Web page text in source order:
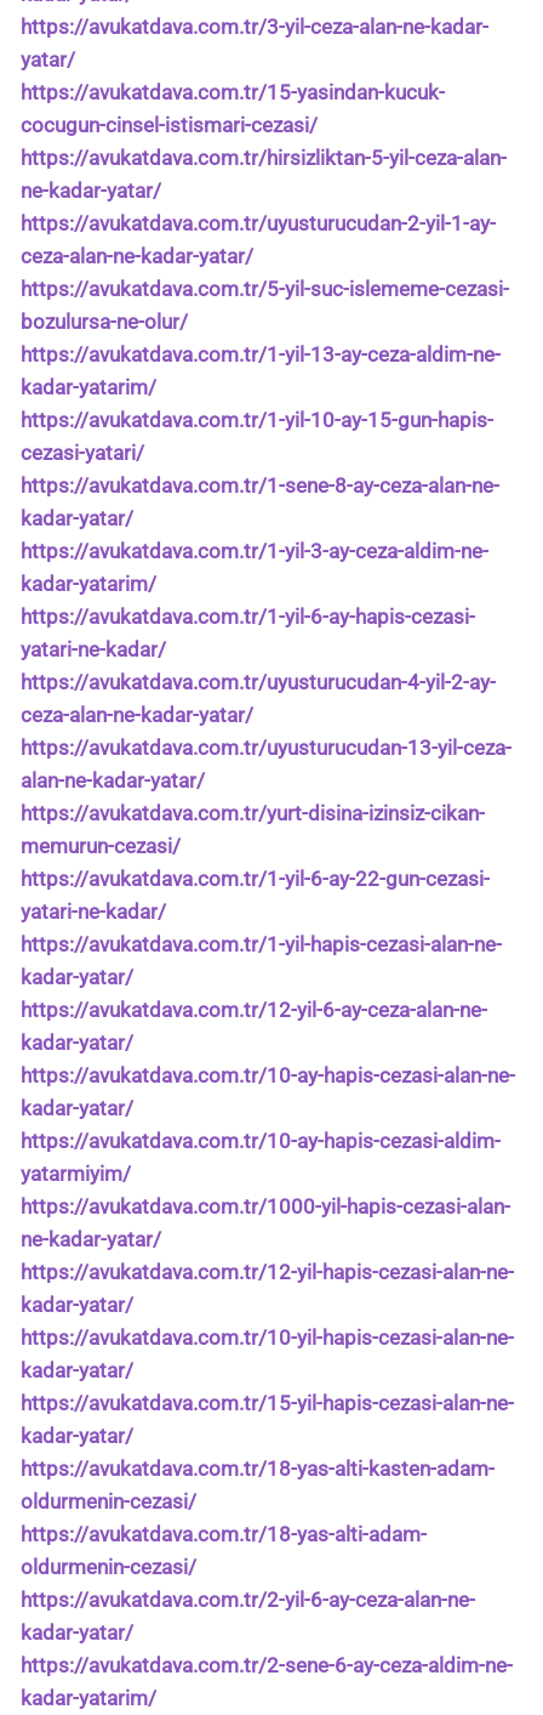
https://avukatdava.com.tr/3-yil-ceza-alan-ne-kadar-
yatar/
https://avukatdava.com.tr/15-yasindan-kucuk-
cocugun-cinsel-istismari-cezasi/
https://avukatdava.com.tr/hirsizliktan-5-yil-ceza-alan-
ne-kadar-yatar/
https://avukatdava.com.tr/uyusturucudan-2-yil-1-ay-
ceza-alan-ne-kadar-yatar/
https://avukatdava.com.tr/5-yil-suc-islememe-cezasi-
bozulursa-ne-olur/
https://avukatdava.com.tr/1-yil-13-ay-ceza-aldim-ne-
kadar-yatarim/
https://avukatdava.com.tr/1-yil-10-ay-15-gun-hapis-
cezasi-yatari/
https://avukatdava.com.tr/1-sene-8-ay-ceza-alan-ne-
kadar-yatar/
https://avukatdava.com.tr/1-yil-3-ay-ceza-aldim-ne-
kadar-yatarim/
https://avukatdava.com.tr/1-yil-6-ay-hapis-cezasi-
yatari-ne-kadar/
https://avukatdava.com.tr/uyusturucudan-4-yil-2-ay-
ceza-alan-ne-kadar-yatar/
https://avukatdava.com.tr/uyusturucudan-13-yil-ceza-
alan-ne-kadar-yatar/
https://avukatdava.com.tr/yurt-disina-izinsiz-cikan-
memurun-cezasi/
https://avukatdava.com.tr/1-yil-6-ay-22-gun-cezasi-
yatari-ne-kadar/
https://avukatdava.com.tr/1-yil-hapis-cezasi-alan-ne-
kadar-yatar/
https://avukatdava.com.tr/12-yil-6-ay-ceza-alan-ne-
kadar-yatar/
https://avukatdava.com.tr/10-ay-hapis-cezasi-alan-ne-
kadar-yatar/
https://avukatdava.com.tr/10-ay-hapis-cezasi-aldim-
yatarmiyim/
https://avukatdava.com.tr/1000-yil-hapis-cezasi-alan-
ne-kadar-yatar/
https://avukatdava.com.tr/12-yil-hapis-cezasi-alan-ne-
kadar-yatar/
https://avukatdava.com.tr/10-yil-hapis-cezasi-alan-ne-
kadar-yatar/
https://avukatdava.com.tr/15-yil-hapis-cezasi-alan-ne-
kadar-yatar/
https://avukatdava.com.tr/18-yas-alti-kasten-adam-
oldurmenin-cezasi/
https://avukatdava.com.tr/18-yas-alti-adam-
oldurmenin-cezasi/
https://avukatdava.com.tr/2-yil-6-ay-ceza-alan-ne-
kadar-yatar/
https://avukatdava.com.tr/2-sene-6-ay-ceza-aldim-ne-
kadar-yatarim/